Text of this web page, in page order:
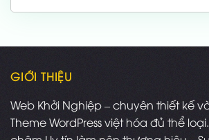
3,000,000
GIỚI THIỆU
Web Khởi Nghiệp – chuyên thiết kế
Theme WordPress việt hóa đủ thể